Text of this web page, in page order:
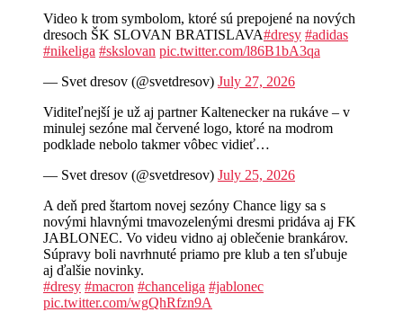
Video k trom symbolom, ktoré sú prepojené na nových
dresoch ŠK SLOVAN BRATISLAVA#dresy #adidas
#nikeliga #skslovan pic.twitter.com/l86B1bA3qa
— Svet dresov (@svetdresov) July 27, 2026
Viditeľnejší je už aj partner Kaltenecker na rukáve – v
minulej sezóne mal červené logo, ktoré na modrom
podklade nebolo takmer vôbec vidieť…
— Svet dresov (@svetdresov) July 25, 2026
A deň pred štartom novej sezóny Chance ligy sa s
novými hlavnými tmavozelenými dresmi pridáva aj FK
JABLONEC. Vo videu vidno aj oblečenie brankárov.
Súpravy boli navrhnuté priamo pre klub a ten sľubuje
aj ďalšie novinky.
#dresy #macron #chanceliga #jablonec
pic.twitter.com/wgQhRfzn9A